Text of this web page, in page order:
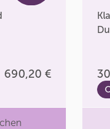
690,20 €